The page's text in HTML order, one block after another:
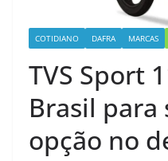
COTIDIANO DAFRA MARCAS
TVS Sport
Brasil para
opção no